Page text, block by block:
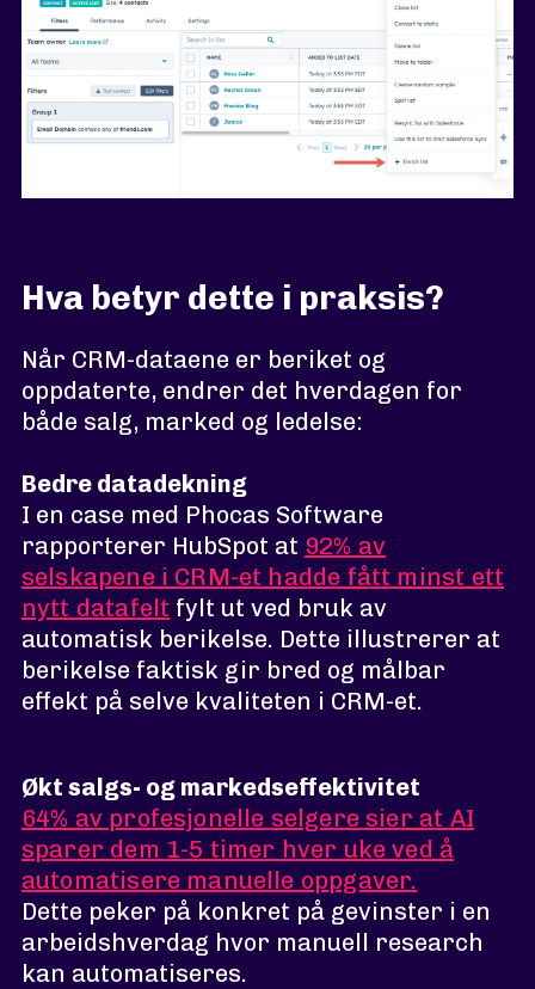
Hva betyr dette i praksis?
Når CRM-dataene er beriket og
oppdaterte, endrer det hverdagen for
både salg, marked og ledelse:
Bedre datadekning
I en case med Phocas Software
rapporterer HubSpot at 92% av
selskapene i CRM-et hadde fått minst ett
nytt datafelt fylt ut ved bruk av
automatisk berikelse. Dette illustrerer at
berikelse faktisk gir bred og målbar
effekt på selve kvaliteten i CRM-et.
Økt salgs- og markedseffektivitet
64% av profesjonelle selgere sier at AI
sparer dem 1-5 timer hver uke ved å
automatisere manuelle oppgaver.
Dette peker på konkret på gevinster i en
arbeidshverdag hvor manuell research
kan automatiseres.